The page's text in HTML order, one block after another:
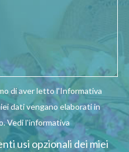
di aver letto l'Informativa
dati vengano elaborati in
Vedi l'informativa
usi opzionali dei miei